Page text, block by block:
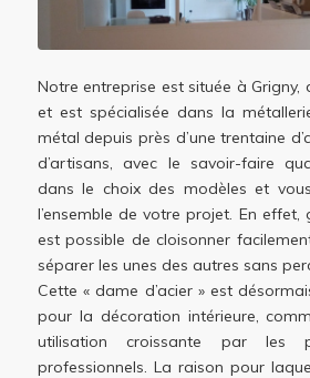
Notre entreprise est située à Grigny,
et est spécialisée dans la
métal depuis près d’une trentaine
d’artisans, avec le savoir-faire
dans le choix des modèles et
l’ensemble de votre projet. En
est possible de cloisonner
séparer les unes des autres sans
Cette « dame d’acier » est
pour la décoration intérieure,
utilisation croissante par les
professionnels. La raison pour